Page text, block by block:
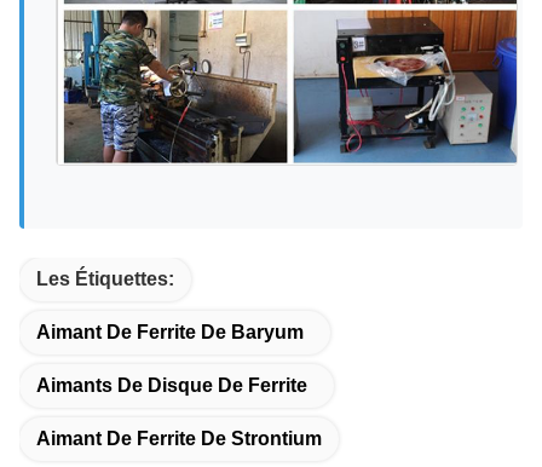
Les Étiquettes:
Aimant De Ferrite De Baryum
Aimants De Disque De Ferrite
Aimant De Ferrite De Strontium